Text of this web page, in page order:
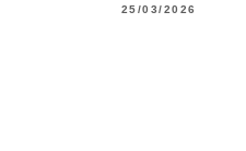
25/03/2026